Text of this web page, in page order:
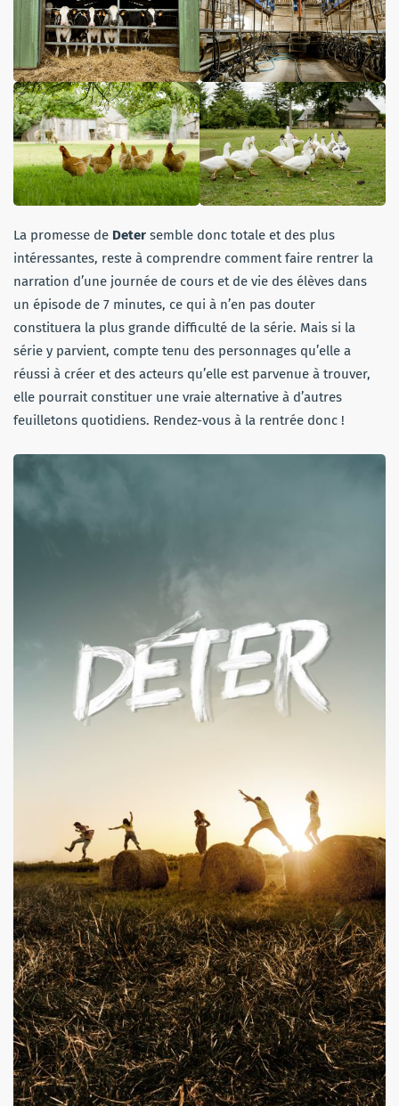
La promesse de Deter semble donc totale et des plus
intéressantes, reste à comprendre comment faire rentrer la
narration d’une journée de cours et de vie des élèves dans
un épisode de 7 minutes, ce qui à n’en pas douter
constituera la plus grande difficulté de la série. Mais si la
série y parvient, compte tenu des personnages qu’elle a
réussi à créer et des acteurs qu’elle est parvenue à trouver,
elle pourrait constituer une vraie alternative à d’autres
feuilletons quotidiens. Rendez-vous à la rentrée donc !